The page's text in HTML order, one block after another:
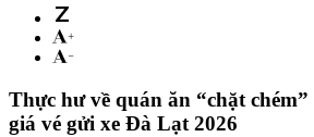
Thực hư về quán ăn “chặt
giá vé gửi xe Đà Lạt 2026